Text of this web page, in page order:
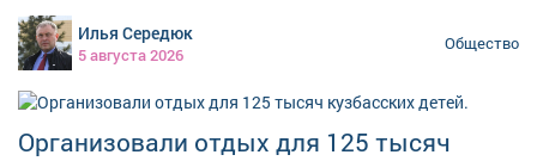
Андреевич в пункте проката подобрали для дочери
автокресло, прогулочную коляску и стульчик для
кормления. Алексия Киселева из Ленинск-Кузнецкого
округа - студентка. Ее сыну исполнилось 11 месяцев.
Прокатом семья Киселевых пользуется уже не в
первый раз: брали коляску, манеж, ходунки,
Илья Середюк
5 августа 2026
Общество
Организовали отдых для 125 тысяч